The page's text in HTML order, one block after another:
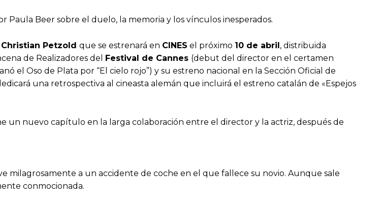
Paula Beer sobre el duelo, la memoria y los vínculos inesperados.
Christian Petzold que se estrenará en CINES el próximo 10 de abril, distribuida
de Realizadores del Festival de Cannes (debut del director en el certamen
el Oso de Plata por “El cielo rojo”) y su estreno nacional en la Sección Oficial de
una retrospectiva al cineasta alemán que incluirá el estreno catalán de «Espejos
un nuevo capítulo en la larga colaboración entre el director y la actriz, después de
milagrosamente a un accidente de coche en el que fallece su novio. Aunque sale
conmocionada.